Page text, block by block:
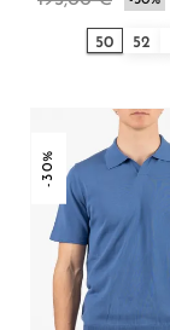
50 52
-30%